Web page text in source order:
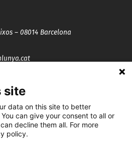
– 08014 Barcelona
site
data on this site to better
can give your consent to all or
decline them all. For more
policy.